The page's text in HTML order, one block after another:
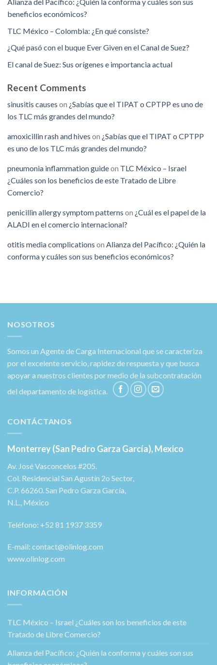
beneficios económicos?
TLC México – Colombia: ¿En qué consiste?
¿Qué pasó con el buque Ever Given en el Canal de Suez?
El canal de Suez: Sus orígenes e importancia actual
Recent Comments
sinusitis causes on ¿Sabías que el TIPAT o CPTPP es uno de
los TLC más grandes del mundo?
amoxicillin rash and hives on ¿Sabías que el TIPAT o CPTPP
es uno de los TLC más grandes del mundo?
pneumonia inflammation guideon TLC México – Israel
¿Cuáles son los beneficios de este Tratado de Libre
Comercio?
penicillin allergy symptom patterns on ¿Cuál es el papel de la
ALADI en el comercio internacional?
otitis media complications on Alianza del Pacífico: ¿Quién la
conforma y cuáles son sus beneficios económicos?
NOSOTROS
Somos un Agente de Carga Internacional que se caracteriza
por el excelente servicio, rapidez de respuesta y que busca
apoyar a nuestros clientes por medio de la subcontratación
del departamento de logística.
CONTÁCTANOS
Monterrey (San Pedro Garza García), Mexico
Av. José Vasconcelos #205.
Col. Residencial San Agustín 2o Sector,
C.P. 66260. San Pedro Garza García,
N.L., México
Teléfono: +52 81 1937 3359
E-mail: contact@olinlog.com
www.olinlog.com
INFORMACIÓN
TLC México – Israel ¿Cuáles son los beneficios de este
Tratado de Libre Comercio?
Alianza del Pacífico: ¿Quién la conforma y cuáles son sus